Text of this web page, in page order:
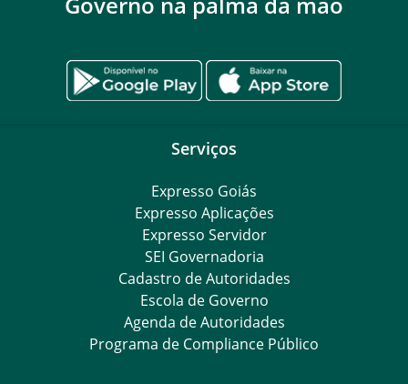
Serviços
Expresso Goiás
Expresso Aplicações
Expresso Servidor
SEI Governadoria
Cadastro de Autoridades
Escola de Governo
Agenda de Autoridades
Programa de Compliance Público